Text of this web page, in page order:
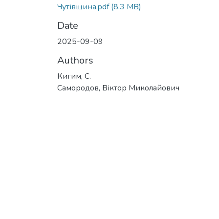
Чутівщина.pdf(8.3 MB)
Date
2025-09-09
Authors
Кигим, С.
Самородов, Віктор Миколайович